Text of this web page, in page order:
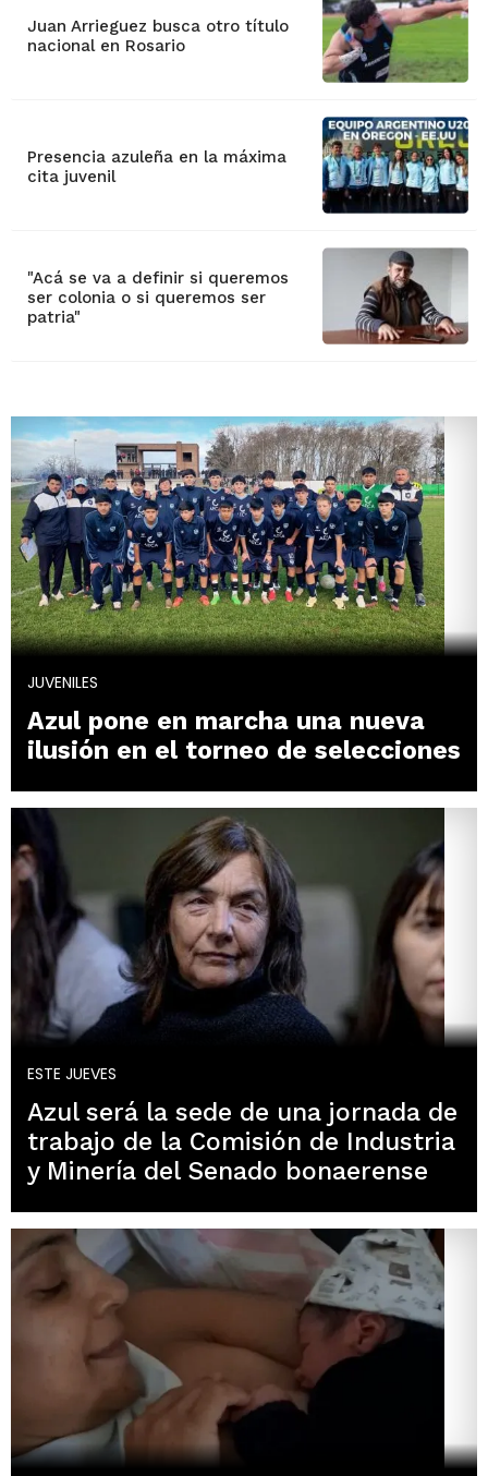
Juan Arrieguez busca otro título
nacional en Rosario
Presencia azuleña en la máxima
cita juvenil
"Acá se va a definir si queremos
ser colonia o si queremos ser
patria"
JUVENILES
Azul pone en marcha una nueva
ilusión en el torneo de selecciones
ESTE JUEVES
Azul será la sede de una jornada de
trabajo de la Comisión de Industria
y Minería del Senado bonaerense